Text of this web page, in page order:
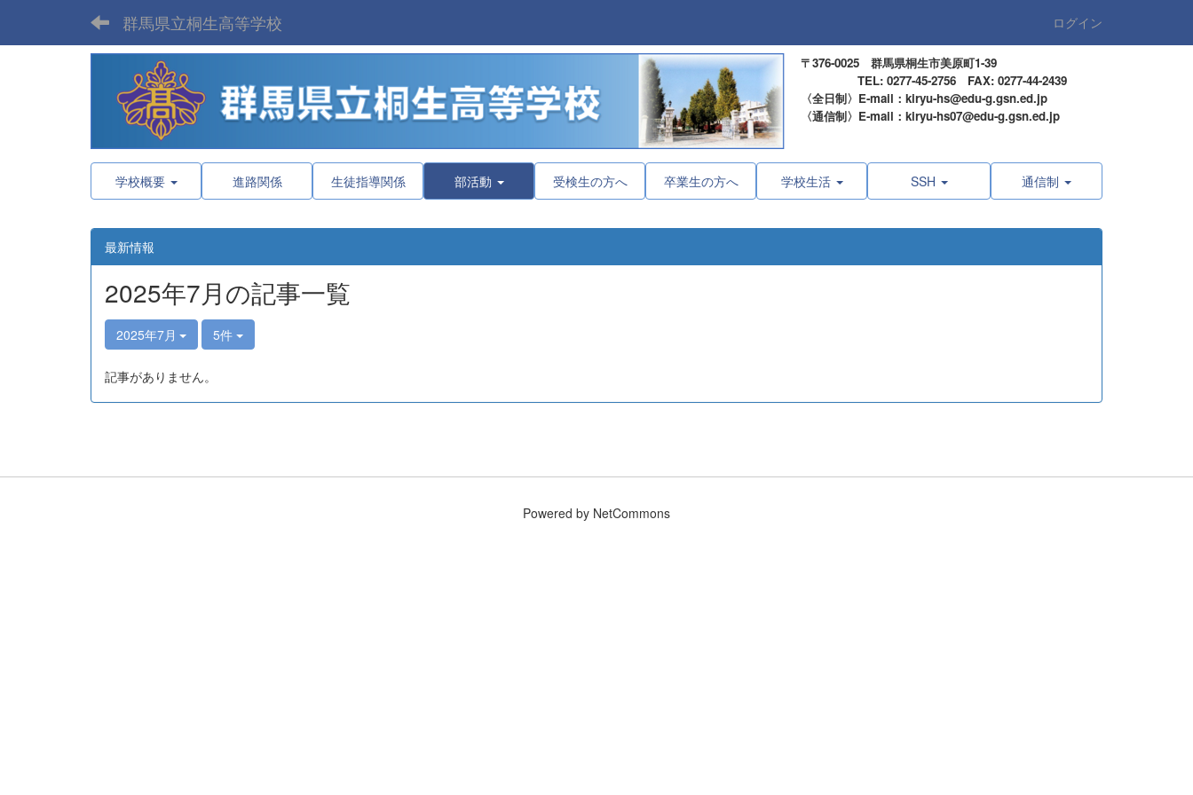
群馬県立桐生高等学校 ログイン
〒376-0025 群馬県桐生市美原町1-39
TEL: 0277-45-2756 FAX: 0277-44-2439
〈全日制〉E-mail：kiryu-hs@edu-g.gsn.ed.jp
〈通信制〉E-mail：kiryu-hs07@edu-g.gsn.ed.jp
学校概要 進路関係 生徒指導関係 部活動 受検生の方へ 卒業生の方へ 学校生活 SSH 通信制
最新情報
2025年7月の記事一覧
2025年7月 5件
記事がありません。
Powered by NetCommons